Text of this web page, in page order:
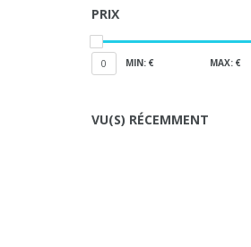
PRIX
0 MIN: € MAX: €
VU(S) RÉCEMMENT